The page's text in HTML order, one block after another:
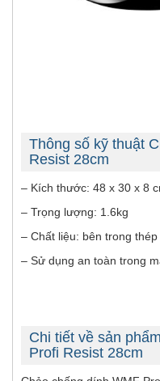
Thông số kỹ thuật
Resist 28cm
– Kích thước: 48 x 30 x 8
– Trọng lượng: 1.6kg
– Chất liệu: bên trong
– Sử dụng an toàn trong
Chi tiết về sản
Profi Resist 28cm